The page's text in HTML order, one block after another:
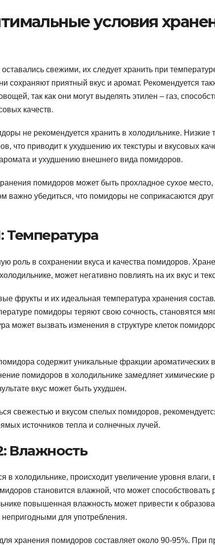
условия
свежими, их следует хранить при
сохраняют приятный вкус и аромат. Рекомендуется
так как они могут выделять этилен – газ,
качеств.
не рекомендуется хранить в холодильнике.
что приводит к ухудшению их текстуры и вкусовых
и ухудшению внешнего вида помидоров.
помидоров может быть прохладное сухое
важно убедиться, что помидоры не соприкасаются
Температура
роль в сохранении вкуса и качества помидоров.
может негативно повлиять на их вкус и
фрукты и их идеальная температура хранения
помидоры теряют свою сочность, становятся
может вызвать изменения в структуре клеток
содержит уникальные фракции ароматических
помидоров в холодильнике замедляет химические
вкус может быть ухудшен.
свежестью и вкусом спелых помидоров,
источников тепла и солнечных лучей.
Влажность
в холодильнике, происходит увеличение уровня
становится влажной, что может способствовать
повышенная влажность может привести к
непригодными для употребления.
хранения помидоров составляет около 90-95%. При